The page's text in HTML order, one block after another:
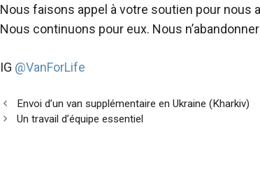
Nous faisons appel à votre soutien pour nous
Nous continuons pour eux. Nous
IG @VanForLife
Envoi d’un van supplémentaire en Ukraine (Kharkiv)
Un travail d’équipe essentiel